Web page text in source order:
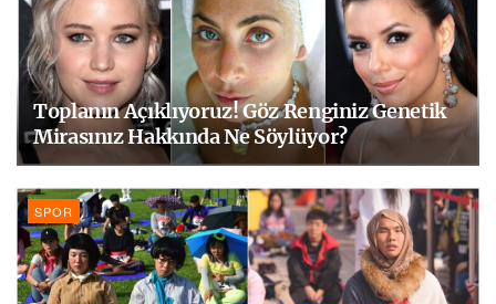
Toplanın Açıklıyoruz! Göz Renginiz Genetik
Mirasınız Hakkında Ne Söylüyor?
SPOR